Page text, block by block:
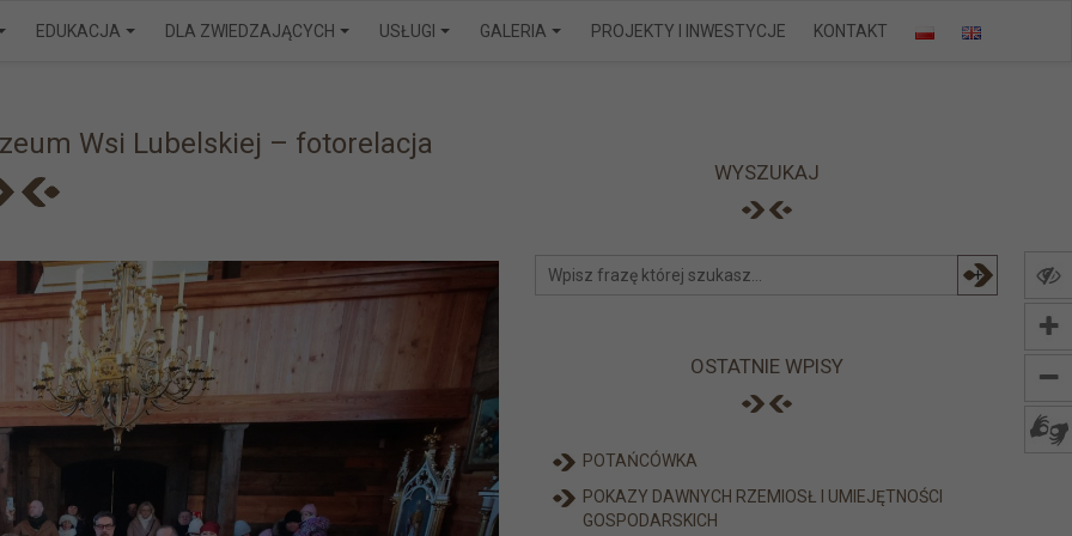
EDUKACJA DLA ZWIEDZAJĄCYCH USŁUGI GALERIA PROJEKTY I INWESTYCJE KONTAKT
Wsi Lubelskiej – fotorelacja
WYSZUKAJ
+
OSTATNIE WPISY
POTAŃCÓWKA
POKAZY DAWNYCH RZEMIOSŁ I UMIEJĘTNOŚCI
GOSPODARSKICH